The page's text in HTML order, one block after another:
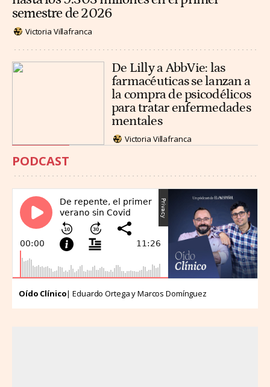
semestre de 2026
Victoria Villafranca
De Lilly a AbbVie: las
farmacéuticas se lanzan a
la compra de psicodélicos
para tratar enfermedades
mentales
Victoria Villafranca
PODCAST
Oído Clínico| Eduardo Ortega y Marcos Domínguez